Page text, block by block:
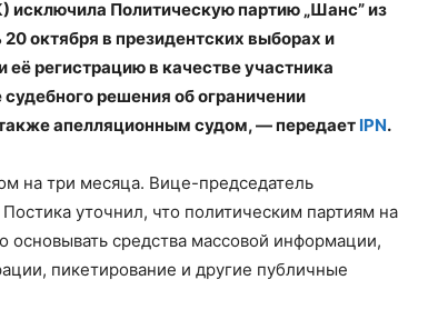
исключила Политическую партию „Шанс” из
октября в президентских выборах и
регистрацию в качестве участника
решения об ограничении
апелляционным судом, — передает IPN.
на три месяца. Вице-председатель
уточнил, что политическим партиям на
основывать средства массовой информации,
пикетирование и другие публичные